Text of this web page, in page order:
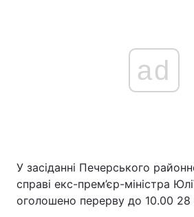
Головна Війна
Україна
ad
У засіданні Печерського
справі екс-прем’єр-міністра
оголошено перерву до 10.00 28